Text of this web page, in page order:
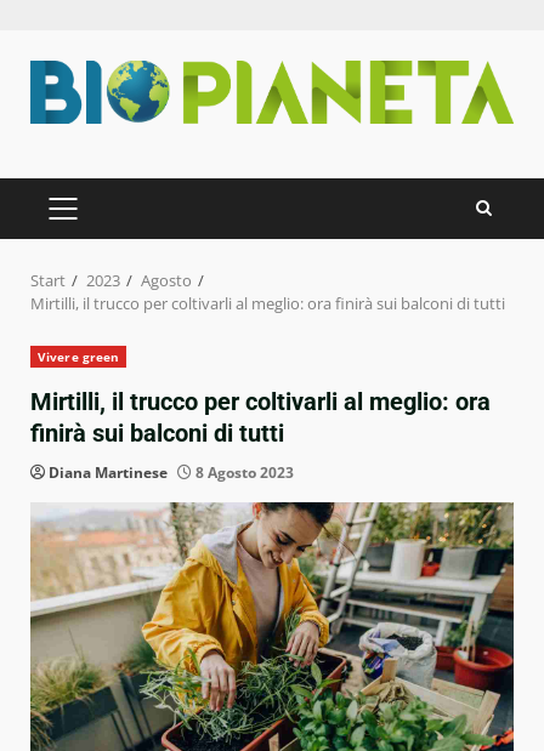
Inhalt
springen
PRIMÄRES
MENÜ
Start 2023
Agosto
Mirtilli, il trucco per coltivarli al meglio: ora finirà sui balconi di tutti
Vivere green
Mirtilli, il trucco per coltivarli al meglio: ora
finirà sui balconi di tutti
Diana Martinese 8 Agosto 2023